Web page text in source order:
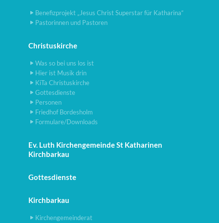
Benefizprojekt „Jesus Christ Superstar für Katharina“
Pastorinnen und Pastoren
Christuskirche
Was so bei uns los ist
Hier ist Musik drin
KiTa Christuskirche
Gottesdienste
Personen
Friedhof Bordesholm
Formulare/Downloads
Ev. Luth Kirchengemeinde St Katharinen
Kirchbarkau
Gottesdienste
Kirchbarkau
Kirchengemeinderat